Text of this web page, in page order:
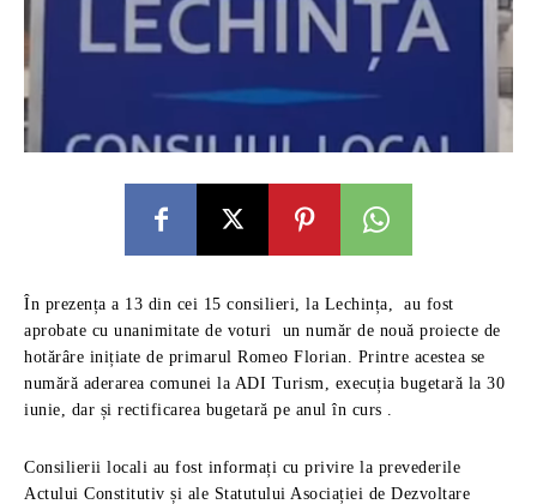
În prezența a 13 din cei 15 consilieri, la Lechința, au fost
aprobate cu unanimitate de voturi un număr de nouă proiecte de
hotărâre inițiate de primarul Romeo Florian. Printre acestea se
numără aderarea comunei la ADI Turism, execuția bugetară la 30
iunie, dar și rectificarea bugetară pe anul în curs .
Consilierii locali au fost informați cu privire la prevederile
Actului Constitutiv și ale Statutului Asociației de Dezvoltare